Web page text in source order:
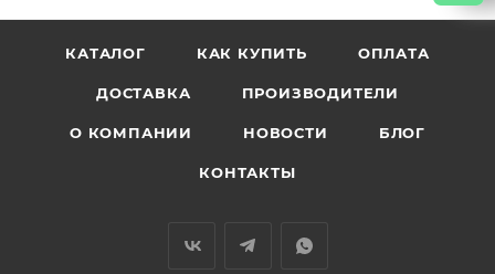
КАТАЛОГ КАК КУПИТЬ ОПЛАТА
ДОСТАВКА ПРОИЗВОДИТЕЛИ
О КОМПАНИИ НОВОСТИ БЛОГ
КОНТАКТЫ